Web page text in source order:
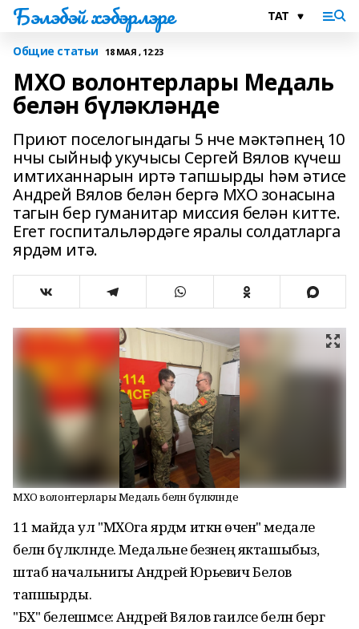
Бэлэбэй хэбэрлэре
Общие статьи 18 МАЯ , 12:23
МХО волонтерлары Медаль
белән бүләкләнде
Приют поселогындагы 5 нче мәктәпнең 10
нчы сыйныф укучысы Сергей Вялов күчеш
имтиханнарын иртә тапшырды һәм әтисе
Андрей Вялов белән бергә МХО зонасына
тагын бер гуманитар миссия белән китте.
Егет госпитальләрдәге яралы солдатларга
ярдәм итә.
МХО волонтерлары Медаль белән бүләкләнде
11 майда ул "МХОга ярдәм иткән өчен" медале
белән бүләкләнде. Медальне безнең якташыбыз,
штаб начальнигы Андрей Юрьевич Белов
тапшырды.
"БХ" белешмәсе: Андрей Вялов гаиләсе белән бергә